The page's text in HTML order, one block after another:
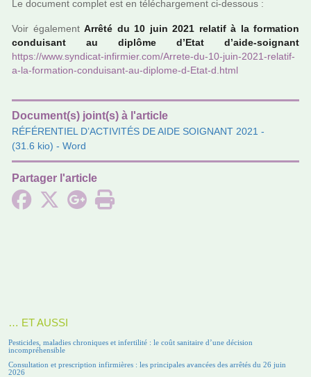
Le docu­ment com­plet est en télé­char­ge­ment ci-des­sous :
Voir également Arrêté du 10 juin 2021 rela­­tif à la for­­ma­­tion
condui­­sant au diplôme d’Etat d’aide-soi­­gnant
https://www.syn­di­cat-infir­mier.com/Arrete-du-10-juin-2021-rela­tif-
a-la-for­ma­tion-condui­sant-au-diplome-d-Etat-d.html
Document(s) joint(s) à l'article
RÉFÉRENTIEL D’ACTIVITÉS DE AIDE SOIGNANT 2021 -
(31.6 kio) - Word
Partager l'article
… ET AUSSI
Pesticides, maladies chroniques et infertilité : le coût sanitaire d’une décision
incompréhensible
Consultation et prescription infirmières : les principales avancées des arrêtés du 26 juin
2026